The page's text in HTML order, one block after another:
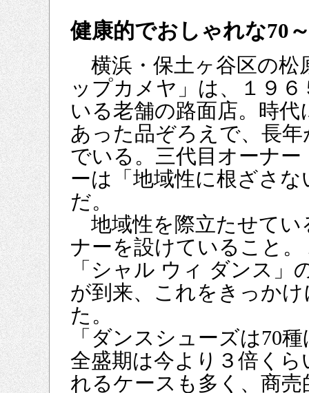
健康的でおしゃれな70
横浜・保土ヶ谷区の松
ップカメヤ」は、１９
いる老舗の路面店。時
あった品ぞろえで、長
でいる。三代目オーナ
ーは「地域性に根ざさ
だ。
地域性を際立たせてい
ナーを設けていること
「シャル ウィ ダンス
が到来、これをきっか
た。
「ダンスシューズは70
全盛期は今より３倍く
れるケースも多く、商